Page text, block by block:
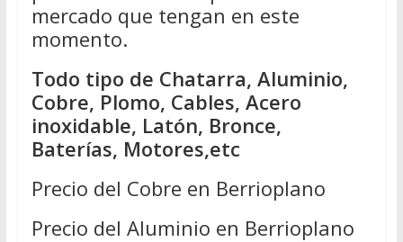
mercado que tengan en este
momento.
Todo tipo de Chatarra, Aluminio,
Cobre, Plomo, Cables, Acero
inoxidable, Latón, Bronce,
Baterías, Motores,etc
Precio del Cobre en Berrioplano
Precio del Aluminio en Berrioplano